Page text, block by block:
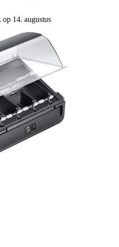
14. augustus